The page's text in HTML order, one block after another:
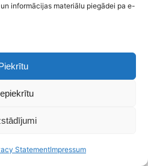
informācijas materiālu piegādei pa e-
StatementImpressum
loģika Lightroom.